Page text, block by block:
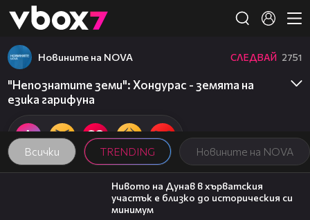
👾
Всички TRENDING Новините на NOVA
Новините на NOVA СЛЕДВАЙ 2751
"Непознатите земи": Хондурас - земята на
езика гарифуна
05:15
Нивото на Дунав в хърватския
участък е близко до историческия си
минимум